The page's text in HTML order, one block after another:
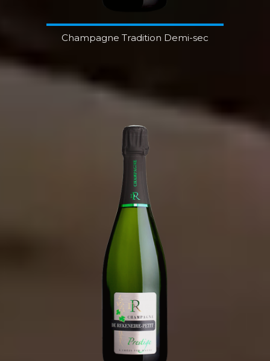
Champagne Tradition Demi-sec